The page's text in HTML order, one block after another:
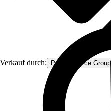
Verkauf durch: Procommerce Group